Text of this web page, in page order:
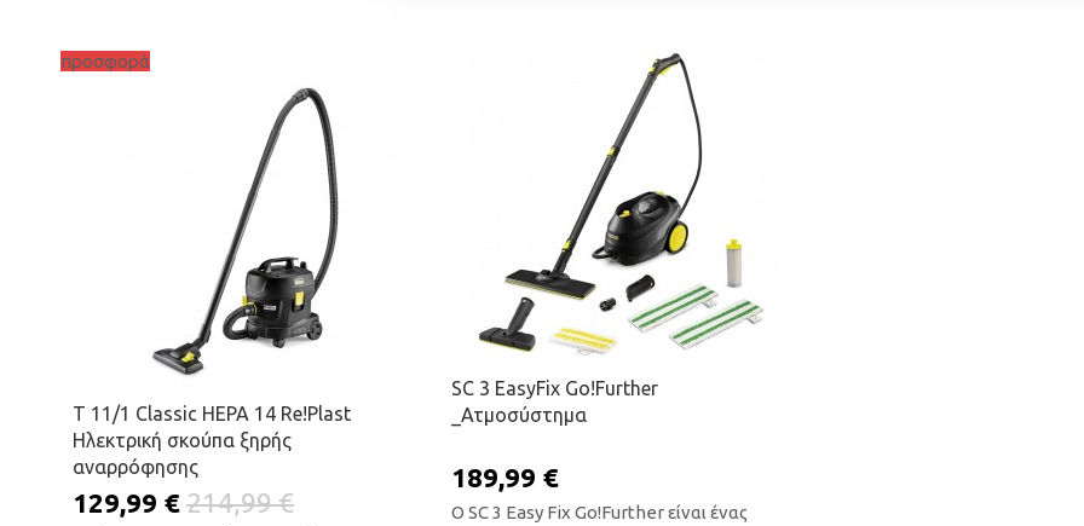
ΠΡΟΣΘΉΚΗ ΣΤΟ ΚΑΛΆΘΙ
ΠΡΟΣΘΉΚΗ ΣΤΟ ΚΑΛΆΘΙ
προσφορά
T 11/1 Classic HEPA 14 Re!Plast
Ηλεκτρική σκούπα ξηρής
αναρρόφησης
214,99 €
129,99 €
SC 3 EasyFix Go!Further
_Ατμοσύστημα
189,99 €
Ο SC 3 Easy Fix Go!Further είναι ένας